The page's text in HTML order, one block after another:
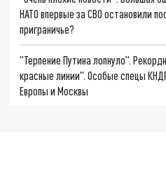
НАТО впервые за СВО остановили
приграничье?
"Терпение Путина лопнуло".
красные линии". Особые спецы
Европы и Москвы